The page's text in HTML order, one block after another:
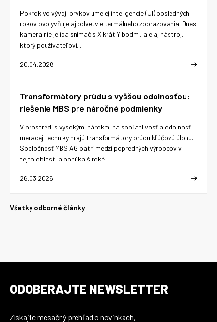
20.04.2026
Pokrok vo vývoji prvkov umelej inteligencie (UI) posledných
rokov ovplyvňuje aj odvetvie termálneho zobrazovania. Dnes
kamera nie je iba snímač s X krát Y bodmi, ale aj nástroj,
ktorý používateľovi...
Transformátory prúdu s vyššou odolnosťou:
riešenie MBS pre náročné podmienky
26.03.2026
V prostredí s vysokými nárokmi na spoľahlivosť a odolnosť
meracej techniky hrajú transformátory prúdu kľúčovú úlohu.
Spoločnosť MBS AG patrí medzi popredných výrobcov v
tejto oblasti a ponúka široké...
Všetky odborné články
ODOBERAJTE NEWSLETTER
Získajte mesačný prehľad o novinkách,